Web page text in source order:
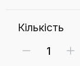
Кількість